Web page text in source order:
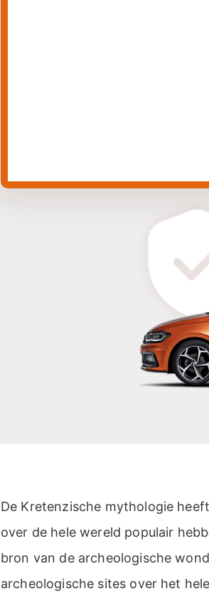
De Kretenzische mythologie
over de hele wereld populair
bron van de archeologische
archeologische sites over het